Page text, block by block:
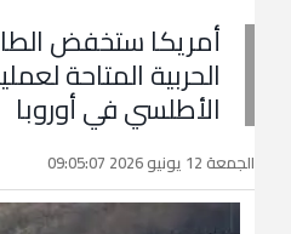
أمريكا ستخفض
الحربية المتاحة
الأطلسي في أوروبا
الجمعة 12 يونيو 2026 09:05:07